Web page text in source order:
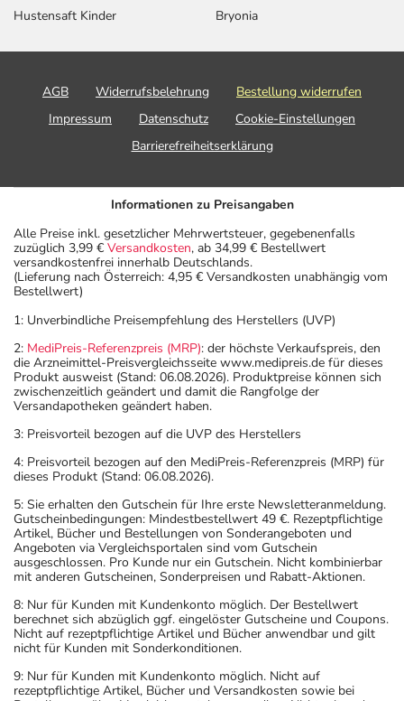
Hustensaft Kinder
Bryonia
AGB Widerrufsbelehrung
Bestellung widerrufen
Impressum
Datenschutz
Cookie-Einstellungen
Barrierefreiheitserklärung
Informationen zu Preisangaben
Alle Preise inkl. gesetzlicher Mehrwertsteuer, gegebenenfalls
zuzüglich 3,99 € Versandkosten, ab 34,99 € Bestellwert
versandkostenfrei innerhalb Deutschlands.
(Lieferung nach Österreich: 4,95 € Versandkosten unabhängig vom
Bestellwert)
1: Unverbindliche Preisempfehlung des Herstellers (UVP)
2: MediPreis-Referenzpreis (MRP): der höchste Verkaufspreis, den
die Arzneimittel-Preisvergleichsseite www.medipreis.de für dieses
Produkt ausweist (Stand: 06.08.2026). Produktpreise können sich
zwischenzeitlich geändert und damit die Rangfolge der
Versandapotheken geändert haben.
3: Preisvorteil bezogen auf die UVP des Herstellers
4: Preisvorteil bezogen auf den MediPreis-Referenzpreis (MRP) für
dieses Produkt (Stand: 06.08.2026).
5: Sie erhalten den Gutschein für Ihre erste Newsletteranmeldung.
Gutscheinbedingungen: Mindestbestellwert 49 €. Rezeptpflichtige
Artikel, Bücher und Bestellungen von Sonderangeboten und
Angeboten via Vergleichsportalen sind vom Gutschein
ausgeschlossen. Pro Kunde nur ein Gutschein. Nicht kombinierbar
mit anderen Gutscheinen, Sonderpreisen und Rabatt-Aktionen.
8: Nur für Kunden mit Kundenkonto möglich. Der Bestellwert
berechnet sich abzüglich ggf. eingelöster Gutscheine und Coupons.
Nicht auf rezeptpflichtige Artikel und Bücher anwendbar und gilt
nicht für Kunden mit Sonderkonditionen.
9: Nur für Kunden mit Kundenkonto möglich. Nicht auf
rezeptpflichtige Artikel, Bücher und Versandkosten sowie bei